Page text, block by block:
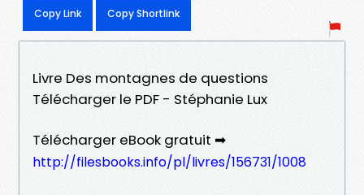
Copy Link Copy Shortlink
Livre Des montagnes de questions
Télécharger le PDF - Stéphanie Lux
Télécharger eBook gratuit ➡
http://filesbooks.info/pl/livres/156731/1008